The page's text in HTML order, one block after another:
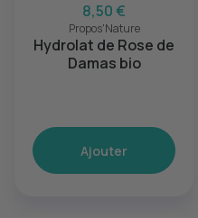
8,50 €
Propos'Nature
Hydrolat de Rose de
Damas bio
Ajouter